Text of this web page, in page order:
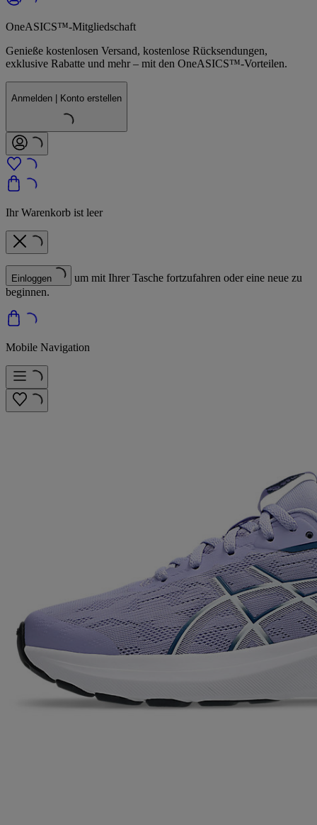
OneASICS™-Mitgliedschaft
Genieße kostenlosen Versand, kostenlose Rücksendungen,
exklusive Rabatte und mehr – mit den OneASICS™-Vorteilen.
Anmelden | Konto erstellen
Ihr Warenkorb ist leer
Einloggen
um mit Ihrer Tasche fortzufahren oder eine neue zu
beginnen.
Mobile Navigation